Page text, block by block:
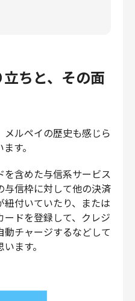
ちと、その面
ルペイの歴史も感じら
す。
を含めた与信系サービス
与信枠に対して他の決済
付いていたり、または
ドを登録して、クレジ
動チャージするなどして
ます。